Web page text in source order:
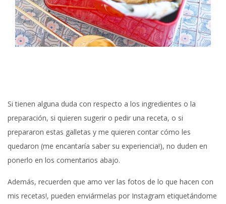
Si tienen alguna duda con respecto a los ingredientes o la
preparación, si quieren sugerir o pedir una receta, o si
prepararon estas galletas y me quieren contar cómo les
quedaron (me encantaría saber su experiencia!), no duden en
ponerlo en los comentarios abajo.
Además, recuerden que amo ver las fotos de lo que hacen con
mis recetas!, pueden enviármelas por Instagram etiquetándome